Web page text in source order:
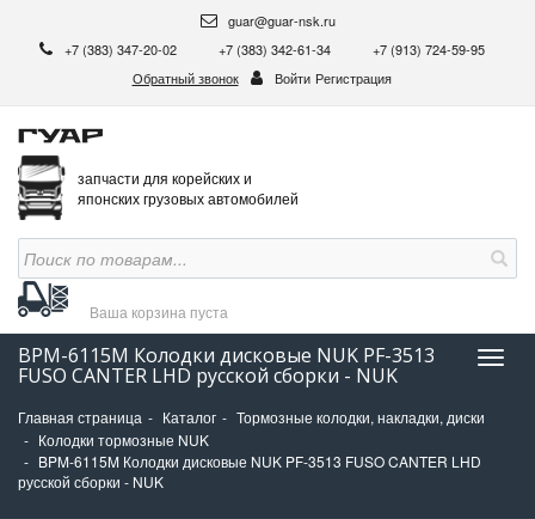
guar@guar-nsk.ru
+7 (383) 347-20-02
+7 (383) 342-61-34
+7 (913) 724-59-95
Обратный звонок
Войти Регистрация
запчасти для корейских и
японских грузовых автомобилей
Ваша корзина пуста
BPM-6115M Колодки дисковые NUK PF-3513
FUSO CANTER LHD русской сборки - NUK
Главная страница Каталог
Тормозные колодки, накладки, диски
Колодки тормозные NUK
BPM-6115M Колодки дисковые NUK PF-3513 FUSO CANTER LHD
русской сборки - NUK